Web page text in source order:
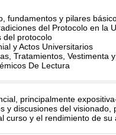
fundamentos y pilares
del Protocolo en la
del protocolo
y Actos Universitarios
Tratamientos, Vestimenta
De Lectura
principalmente
y discusiones del
curso y el rendimiento de